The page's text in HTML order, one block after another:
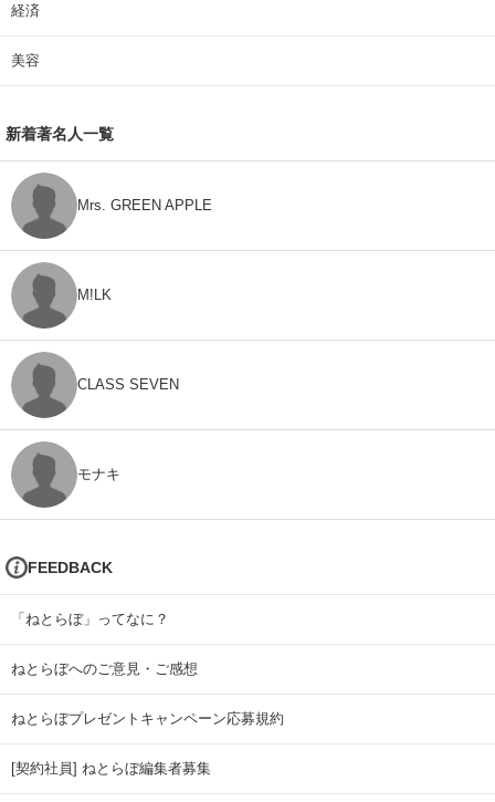
経済
美容
新着著名人一覧
Mrs. GREEN APPLE
M!LK
CLASS SEVEN
モナキ
FEEDBACK
「ねとらぼ」ってなに？
ねとらぼへのご意見・ご感想
ねとらぼプレゼントキャンペーン応募規約
[契約社員] ねとらぼ編集者募集